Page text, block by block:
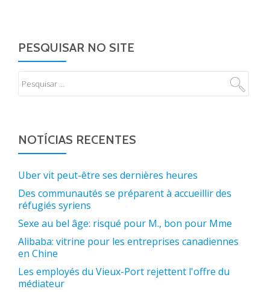
PESQUISAR NO SITE
NOTÍCIAS RECENTES
Uber vit peut-être ses dernières heures
Des communautés se préparent à accueillir des
réfugiés syriens
Sexe au bel âge: risqué pour M., bon pour Mme
Alibaba: vitrine pour les entreprises canadiennes
en Chine
Les employés du Vieux-Port rejettent l'offre du
médiateur